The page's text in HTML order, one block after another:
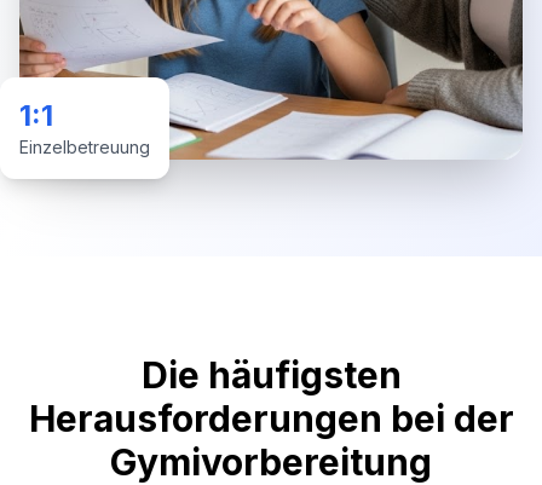
1:1
Einzelbetreuung
Die häufigsten
Herausforderungen bei der
Gymivorbereitung